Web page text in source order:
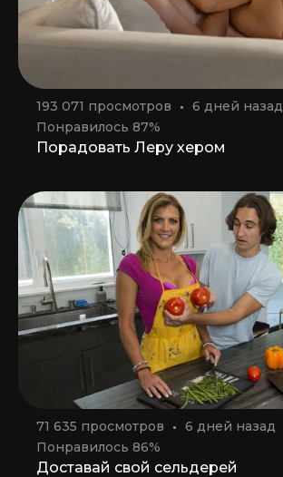
193 071 просмотров
6 дней назад
Понравилось 87%
Порадовать Леру хером
71 635 просмотров
6 дней назад
Понравилось 86%
Доставай свой сельдерей